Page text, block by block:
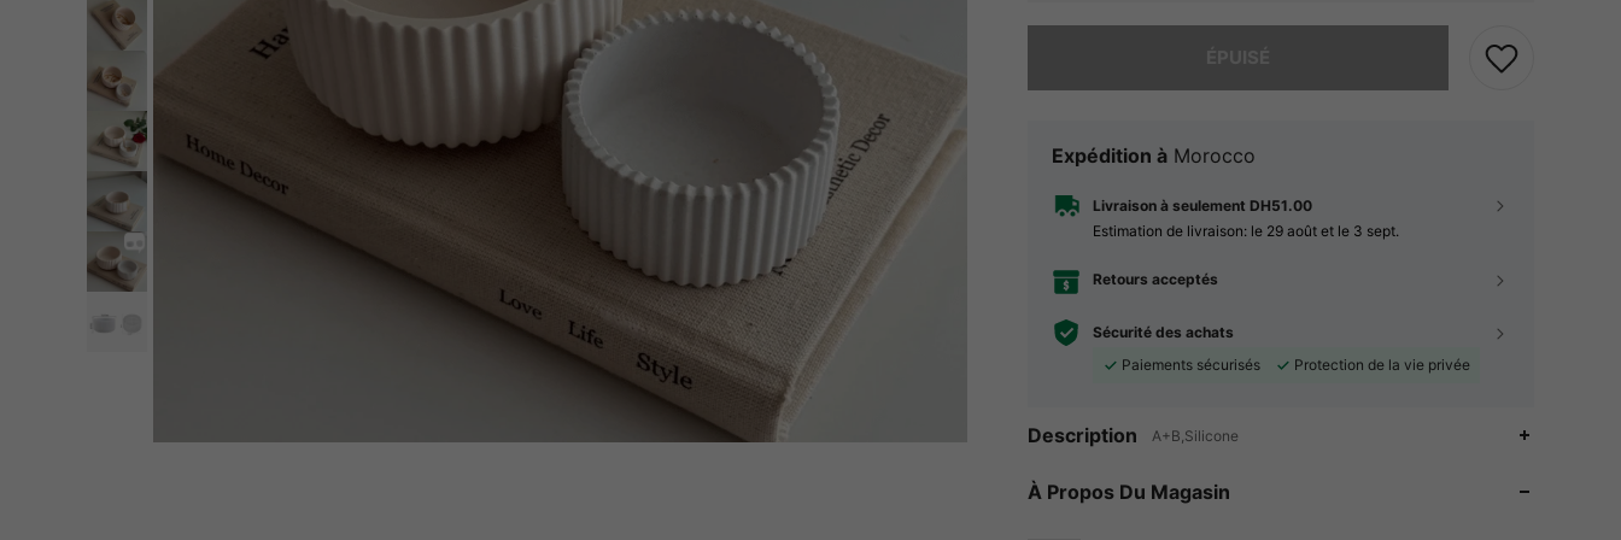
Désolés, ce produit est épuisé.
Expédition à Morocco
Livraison à seulement DH51.00
Estimation de livraison: le 29 août et le 3 sept.
Retours acceptés
Sécurité des achats
Paiements sécurisés
Protection de la vie privée
Description A+B,Silicone
À Propos Du Magasin
4.90 1